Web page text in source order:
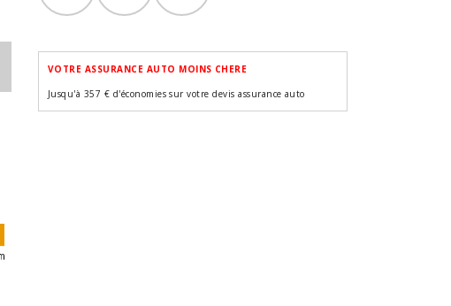
VOTRE ASSURANCE AUTO MOINS CHERE
Jusqu'à 357 € d'économies sur votre devis assurance auto